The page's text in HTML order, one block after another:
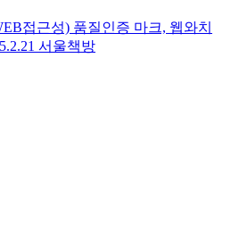
접근성) 품질인증 마크, 웹와치
서울책방